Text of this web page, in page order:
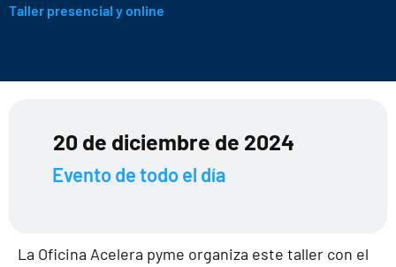
Taller presencial y online
20 de diciembre de 2024
Evento de todo el día
La Oficina Acelera pyme organiza este taller con el